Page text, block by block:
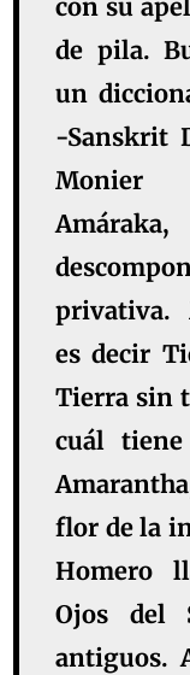
con su
de pila.
un
-Sanskrit
Monier
privativa.
es decir
Tierra sin
cuál
flor de la
Homero
Ojos del
antiguos.